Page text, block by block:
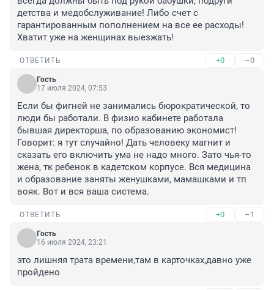
детства и медобслуживание! Либо счет с
гарантированным пополнением на все ее расходы!
Хватит уже на женщинах выезжать!
ОТВЕТИТЬ +0 –0
Гость
17 июля 2024, 07:53
Если бы фигней не занимались бюрократической, то
люди бы работали. В физио кабинете работала
бывшая директорша, по образованию экономист!
Говорит: я тут случайно! Дать человеку магнит и
сказать его включить ума не надо много. Зато чья-то
жена, тк ребенок в кадетском корпусе. Вся медицина
и образование заняты женушками, мамашками и тп
вояк. Вот и вся ваша система.
ОТВЕТИТЬ +0 –1
Гость
16 июля 2024, 23:21
это лишняя трата времени,там в карточках,давно уже
пройдено